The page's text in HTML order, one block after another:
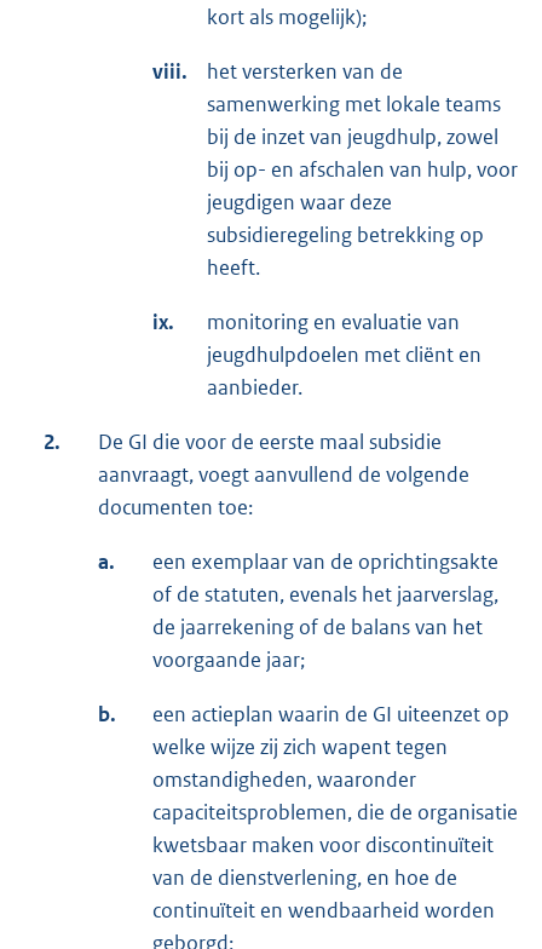
kort als mogelijk);
viii.
het versterken van de
samenwerking met lokale teams
bij de inzet van jeugdhulp, zowel
bij op- en afschalen van hulp, voor
jeugdigen waar deze
subsidieregeling betrekking op
heeft.
ix.
monitoring en evaluatie van
jeugdhulpdoelen met cliënt en
aanbieder.
2.
De GI die voor de eerste maal subsidie
aanvraagt, voegt aanvullend de volgende
documenten toe:
a.
een exemplaar van de oprichtingsakte
of de statuten, evenals het jaarverslag,
de jaarrekening of de balans van het
voorgaande jaar;
b.
een actieplan waarin de GI uiteenzet op
welke wijze zij zich wapent tegen
omstandigheden, waaronder
capaciteitsproblemen, die de organisatie
kwetsbaar maken voor discontinuïteit
van de dienstverlening, en hoe de
continuïteit en wendbaarheid worden
geborgd;